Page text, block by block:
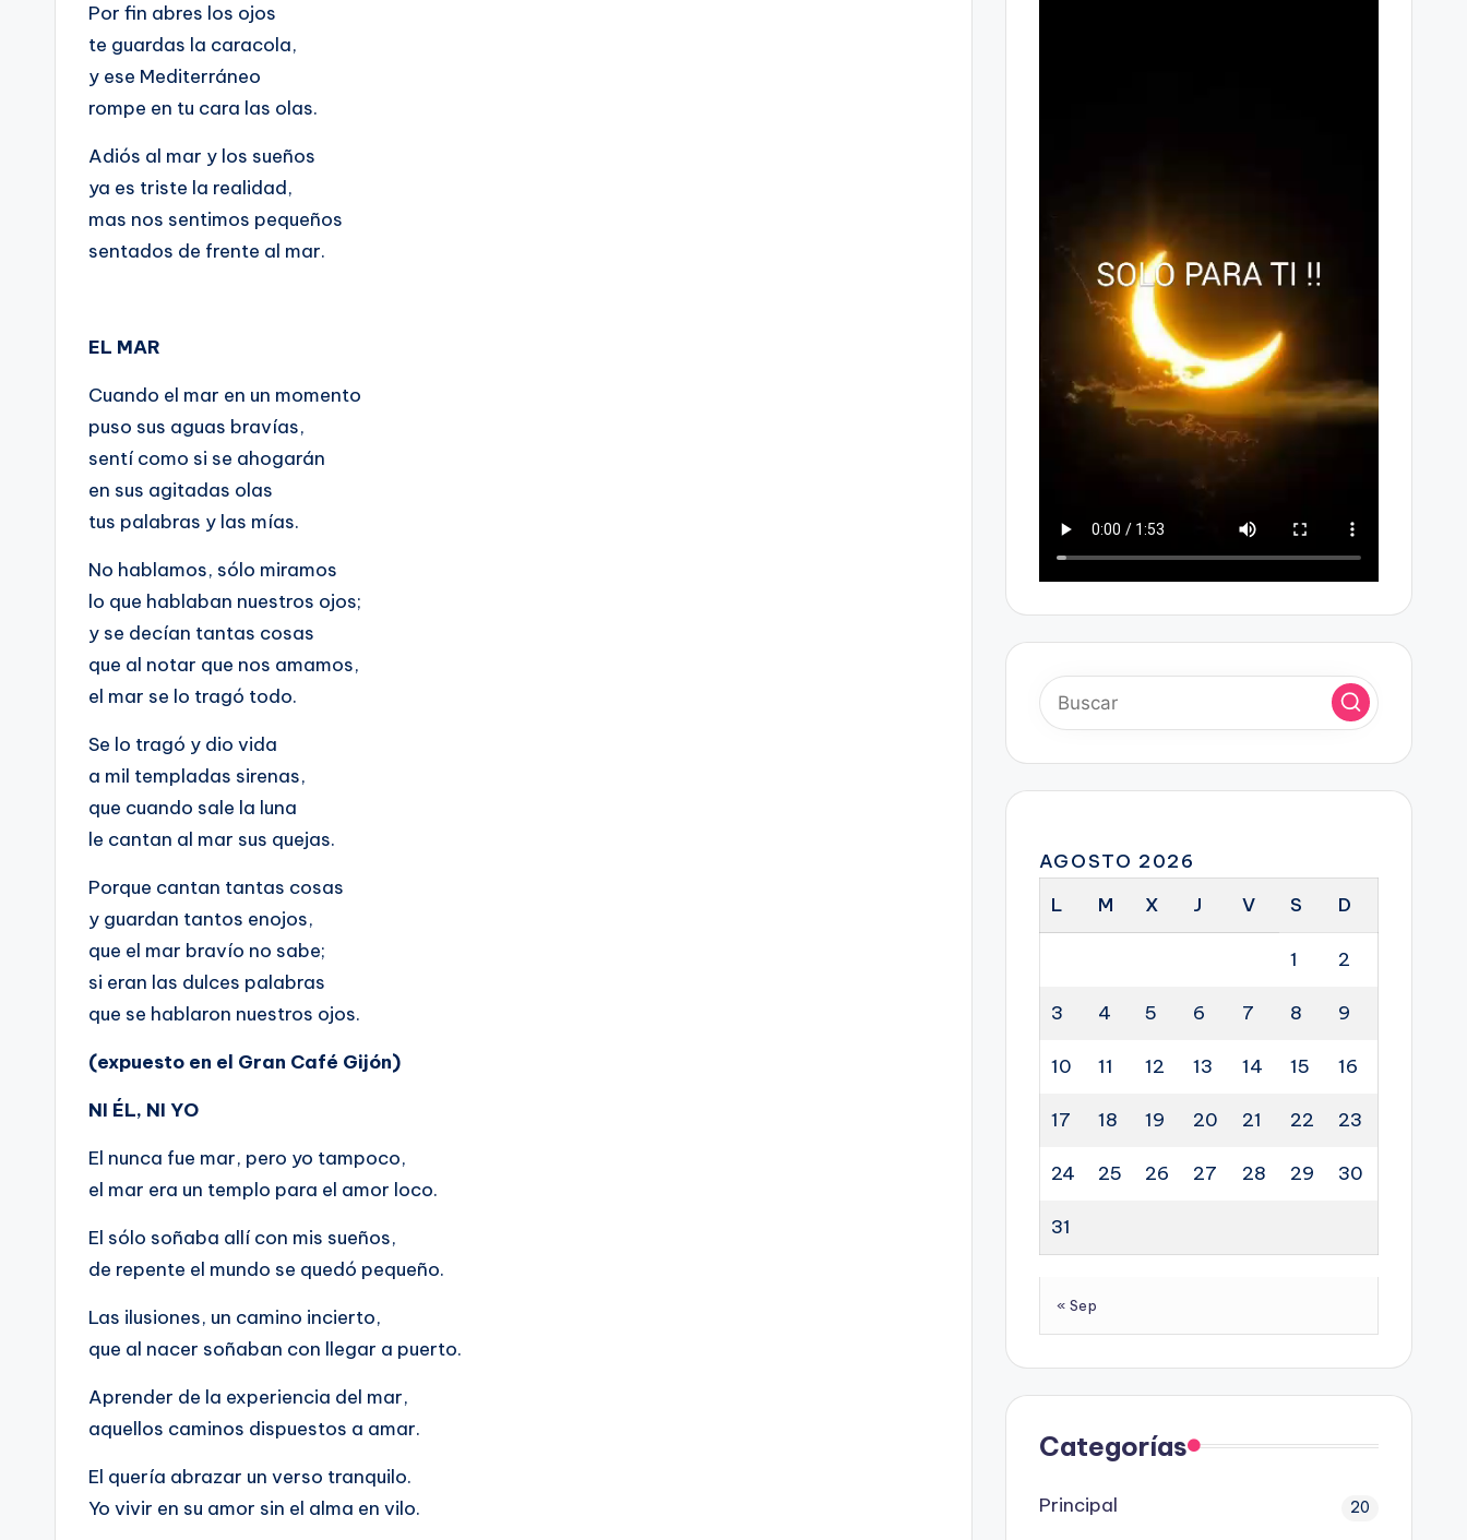
Por fin abres los ojos
te guardas la caracola,
y ese Mediterráneo
rompe en tu cara las olas.
Adiós al mar y los sueños
ya es triste la realidad,
mas nos sentimos pequeños
sentados de frente al mar.
EL MAR
Cuando el mar en un momento
puso sus aguas bravías,
sentí como si se ahogarán
en sus agitadas olas
tus palabras y las mías.
No hablamos, sólo miramos
lo que hablaban nuestros ojos;
y se decían tantas cosas
que al notar que nos amamos,
el mar se lo tragó todo.
Se lo tragó y dio vida
a mil templadas sirenas,
que cuando sale la luna
le cantan al mar sus quejas.
Porque cantan tantas cosas
y guardan tantos enojos,
que el mar bravío no sabe;
si eran las dulces palabras
que se hablaron nuestros ojos.
(expuesto en el Gran Café Gijón)
NI ÉL, NI YO
El nunca fue mar, pero yo tampoco,
el mar era un templo para el amor loco.
El sólo soñaba allí con mis sueños,
de repente el mundo se quedó pequeño.
Las ilusiones, un camino incierto,
que al nacer soñaban con llegar a puerto.
Aprender de la experiencia del mar,
aquellos caminos dispuestos a amar.
El quería abrazar un verso tranquilo.
Yo vivir en su amor sin el alma en vilo.
AGOSTO 2026
L
M X J V S D
1 2
3 4 5 6 7 8 9
10 11 12 13 14 15 16
17 18 19 20 21 22 23
24 25 26 27 28 29 30
31
« Sep
Categorías
Principal 20